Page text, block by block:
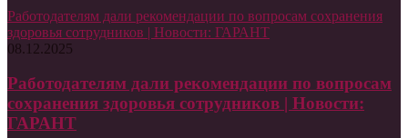
Работодателям дали рекомендации по вопросам сохранения
здоровья сотрудников | Новости: ГАРАНТ
08.12.2025
Работодателям дали рекомендации по вопросам
сохранения здоровья сотрудников | Новости:
ГАРАНТ